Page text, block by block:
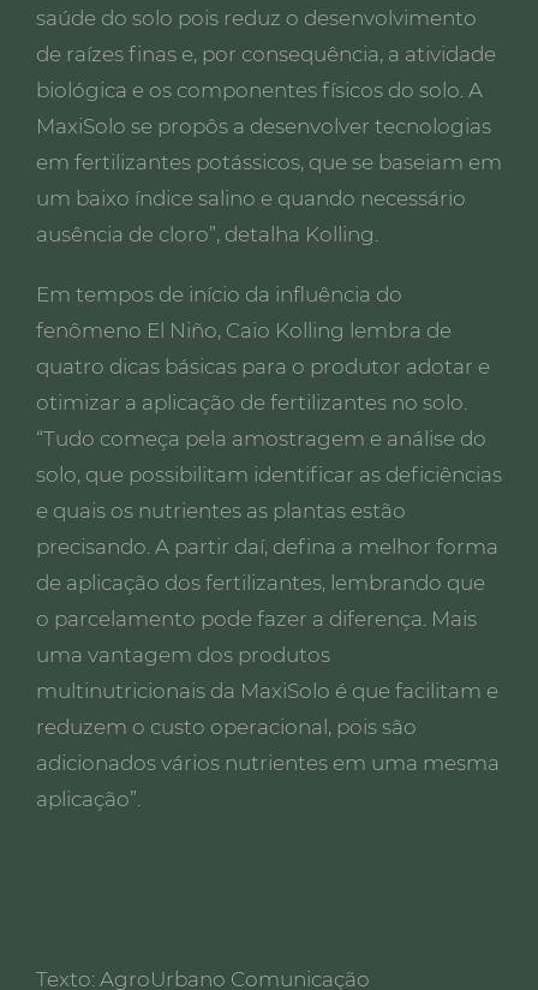
saúde do solo pois reduz o desenvolvimento
de raízes finas e, por consequência, a atividade
biológica e os componentes físicos do solo. A
MaxiSolo se propôs a desenvolver tecnologias
em fertilizantes potássicos, que se baseiam em
um baixo índice salino e quando necessário
ausência de cloro”, detalha Kolling.
Em tempos de início da influência do
fenômeno El Niño, Caio Kolling lembra de
quatro dicas básicas para o produtor adotar e
otimizar a aplicação de fertilizantes no solo.
“Tudo começa pela amostragem e análise do
solo, que possibilitam identificar as deficiências
e quais os nutrientes as plantas estão
precisando. A partir daí, defina a melhor forma
de aplicação dos fertilizantes, lembrando que
o parcelamento pode fazer a diferença. Mais
uma vantagem dos produtos
multinutricionais da MaxiSolo é que facilitam e
reduzem o custo operacional, pois são
adicionados vários nutrientes em uma mesma
aplicação”.
Texto: AgroUrbano Comunicação